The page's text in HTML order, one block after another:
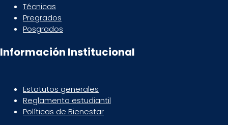
Técnicas
Pregrados
Posgrados
Información Institucional
Estatutos generales
Reglamento estudiantil
Políticas de Bienestar